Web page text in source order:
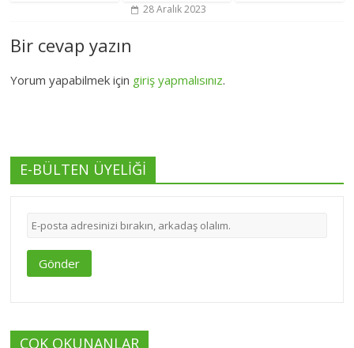
28 Aralık 2023
Bir cevap yazın
Yorum yapabilmek için giriş yapmalısınız.
E-BÜLTEN ÜYELİĞİ
Gönder
ÇOK OKUNANLAR